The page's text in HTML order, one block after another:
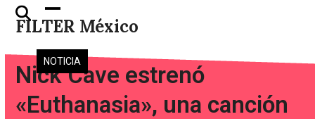
Skip
FILTER México
Open
mobile
menu
Close
mobile
menu
NOTICIA
Nick Cave estrenó
«Euthanasia», una canción